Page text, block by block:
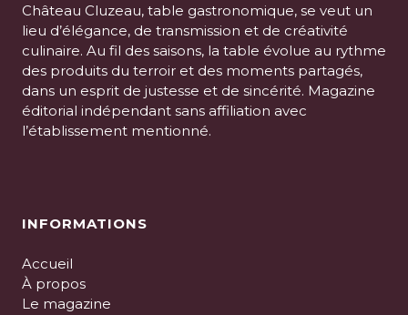
Château Cluzeau, table gastronomique, se veut un
lieu d’élégance, de transmission et de créativité
culinaire. Au fil des saisons, la table évolue au rythme
des produits du terroir et des moments partagés,
dans un esprit de justesse et de sincérité. Magazine
éditorial indépendant sans affiliation avec
l’établissement mentionné.
INFORMATIONS
Accueil
À propos
Le magazine